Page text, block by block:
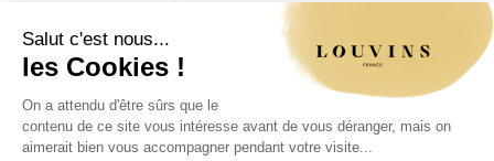
Vérification d'âge - Vente d'alcool
Conformément à l'article L3342-1 du Code de la santé
publique, la vente d'alcool est interdite aux mineurs de
moins de 18 ans. Veuillez confirmer votre âge.
Article L3342-1 du Code de la santé publique : la vente
d'alcool aux mineurs de moins de 18 ans est interdite.